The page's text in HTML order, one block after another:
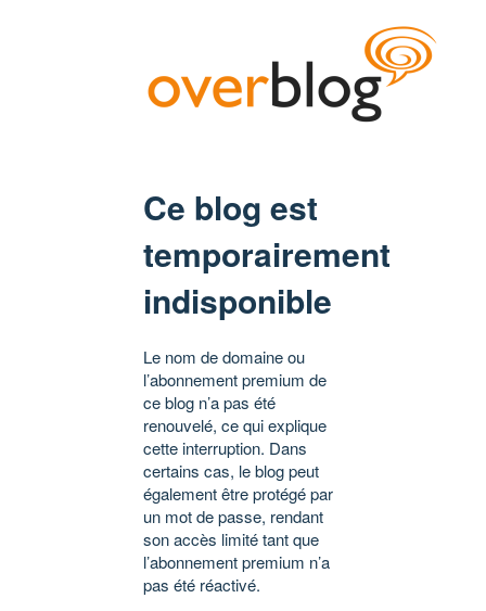
Ce blog est
temporairement
indisponible
Le nom de domaine ou
l’abonnement premium de
ce blog n’a pas été
renouvelé, ce qui explique
cette interruption. Dans
certains cas, le blog peut
également être protégé par
un mot de passe, rendant
son accès limité tant que
l’abonnement premium n’a
pas été réactivé.